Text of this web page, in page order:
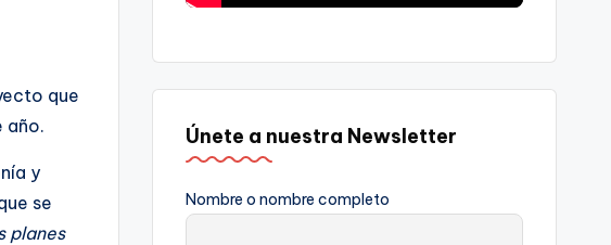
que
año.
y
se
planes
Únete a nuestra Newsletter
Nombre o nombre completo